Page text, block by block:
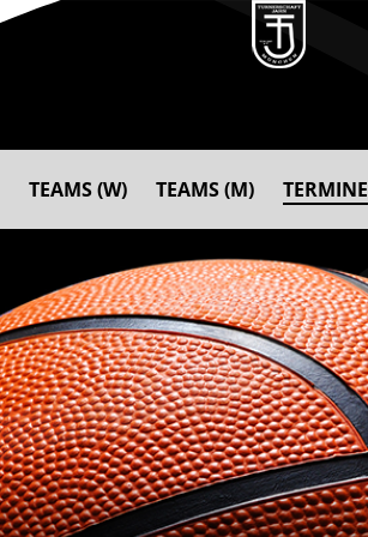
TEAMS (W) TEAMS (M) TERMINE